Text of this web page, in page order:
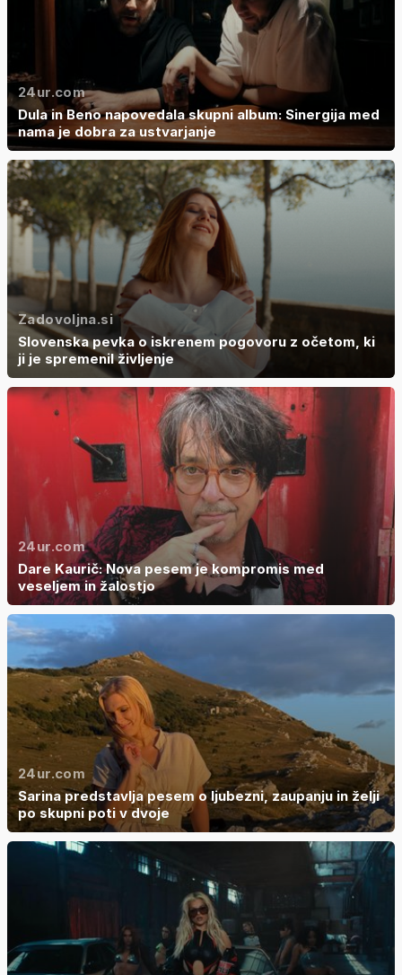
24ur.com
Dula in Beno napovedala skupni album: Sinergija med
nama je dobra za ustvarjanje
Zadovoljna.si
Slovenska pevka o iskrenem pogovoru z očetom, ki
ji je spremenil življenje
24ur.com
Dare Kaurič: Nova pesem je kompromis med
veseljem in žalostjo
24ur.com
Sarina predstavlja pesem o ljubezni, zaupanju in želji
po skupni poti v dvoje